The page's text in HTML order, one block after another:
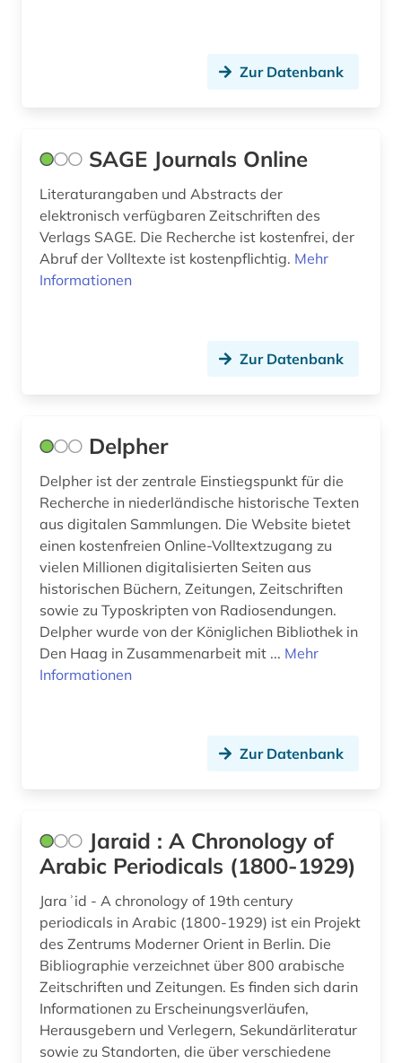
regierung (1)
reiseliteratur (1)
religionswissenschaft (1)
rezension (1)
sammelband (1)
sammlung (1)
schweden (2)
schweiz (7)
sedimentologie (1)
serbien (1)
sigmund (1)
slawistik (1)
software (1)
softwareentwicklung (1)
solar-terrestrische physik (1)
sowjetunion (6)
sozialwissenschaften (9)
soziologie (1)
spanien (2)
Zur Datenbank
SAGE Journals Online
Literaturangaben und Abstracts der
elektronisch verfügbaren Zeitschriften des
Verlags SAGE. Die Recherche ist kostenfrei, der
Abruf der Volltexte ist kostenpflichtig. Mehr
Informationen
Zur Datenbank
Delpher
Delpher ist der zentrale Einstiegspunkt für die
Recherche in niederländische historische Texten
aus digitalen Sammlungen. Die Website bietet
einen kostenfreien Online-Volltextzugang zu
vielen Millionen digitalisierten Seiten aus
historischen Büchern, Zeitungen, Zeitschriften
sowie zu Typoskripten von Radiosendungen.
Delpher wurde von der Königlichen Bibliothek in
Den Haag in Zusammenarbeit mit ... Mehr
Informationen
Zur Datenbank
Jaraid : A Chronology of
Arabic Periodicals (1800-1929)
Jaraʾid - A chronology of 19th century
periodicals in Arabic (1800-1929) ist ein Projekt
des Zentrums Moderner Orient in Berlin. Die
Bibliographie verzeichnet über 800 arabische
Zeitschriften und Zeitungen. Es finden sich darin
Informationen zu Erscheinungsverläufen,
Herausgebern und Verlegern, Sekundärliteratur
sowie zu Standorten, die über verschiedene